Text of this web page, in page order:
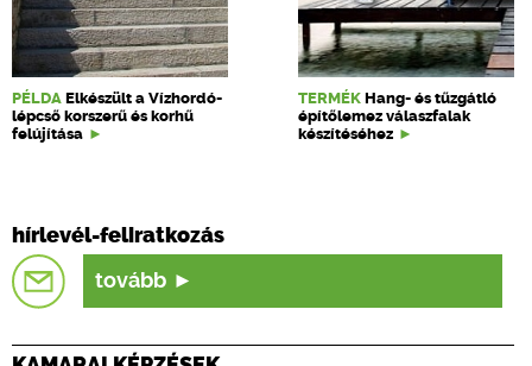
PÉLDA Elkészült a Vízhordó-
lépcső korszerű és korhű
felújítása
TERMÉK Hang- és tűzgátló
építőlemez válaszfalak
készítéséhez
hírlevél-feliratkozás
tovább